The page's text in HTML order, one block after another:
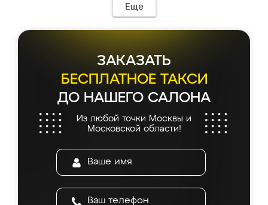
Еще
ЗАКАЗАТЬ
БЕСПЛАТНОЕ ТАКСИ
ДО НАШЕГО САЛОНА
Из любой точки Москвы и
Московской области!